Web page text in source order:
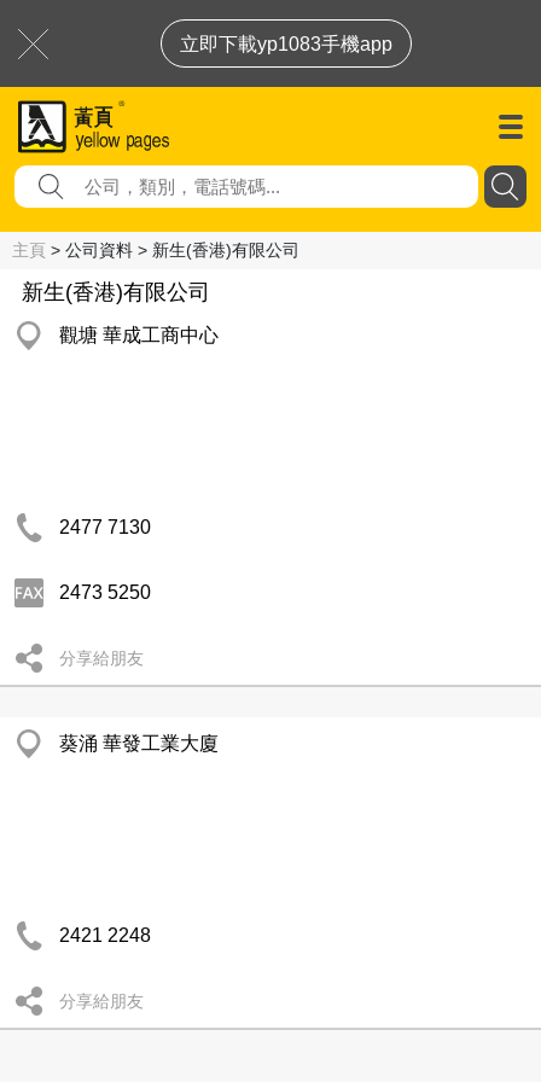
立即下載yp1083手機app
主頁 > 公司資料 > 新生(香港)有限公司
新生(香港)有限公司
觀塘 華成工商中心
2477 7130
2473 5250
分享給朋友
葵涌 華發工業大廈
2421 2248
分享給朋友